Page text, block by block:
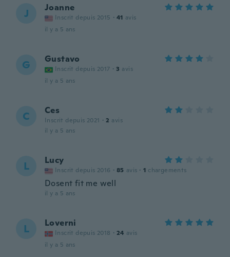
J Joanne
Inscrit depuis 2015 · 41 avis
il y a 5 ans
G Gustavo
Inscrit depuis 2017 · 3 avis
il y a 5 ans
C Ces
Inscrit depuis 2021 · 2 avis
il y a 5 ans
L Lucy
Inscrit depuis 2016 · 85 avis · 1 chargements
Dosent fit me well
il y a 5 ans
L Loverni
Inscrit depuis 2018 · 24 avis
il y a 5 ans